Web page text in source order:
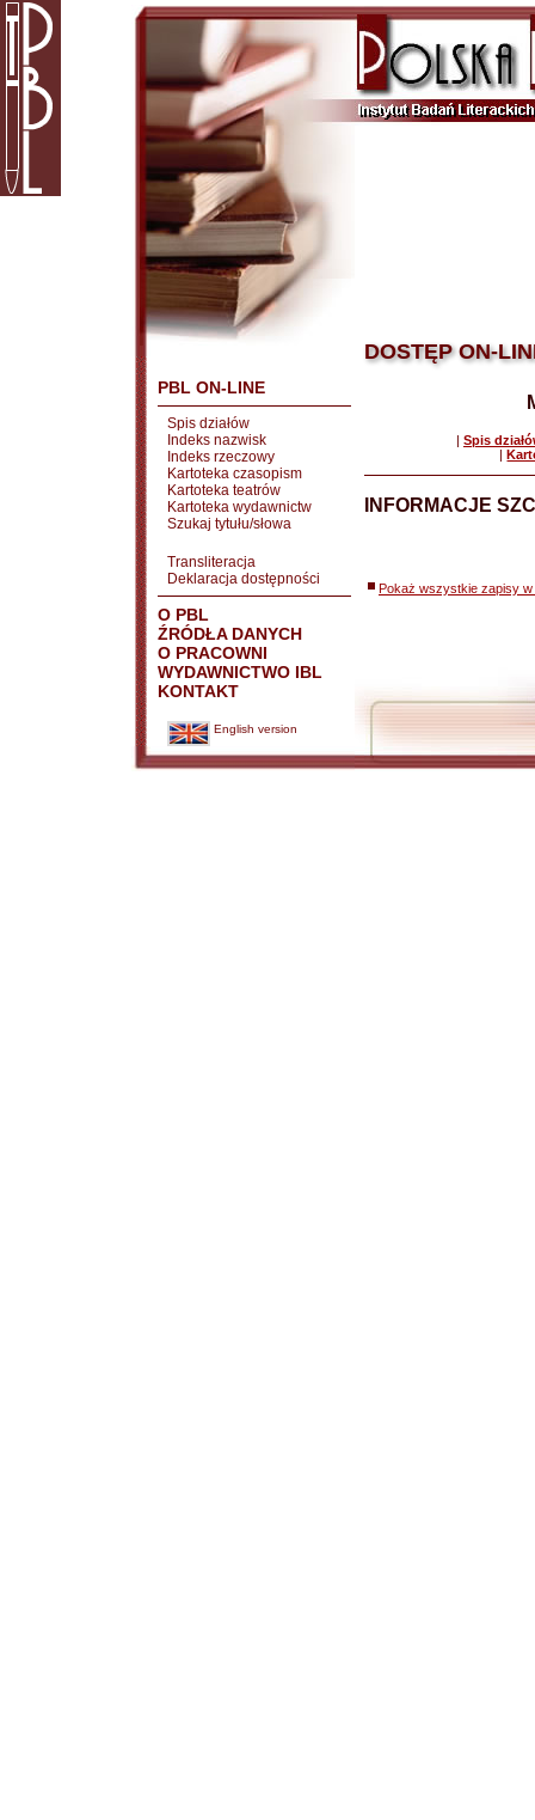
PBL ON-LINE
Spis działów
Indeks nazwisk
Indeks rzeczowy
Kartoteka czasopism
Kartoteka teatrów
Kartoteka wydawnictw
Szukaj tytułu/słowa
Transliteracja
Deklaracja dostępności
O PBL
ŹRÓDŁA DANYCH
O PRACOWNI
WYDAWNICTWO IBL
KONTAKT
English version
DOSTĘP ON-
| Spis
|
INFORMACJE
Pokaż wszystkie zapisy